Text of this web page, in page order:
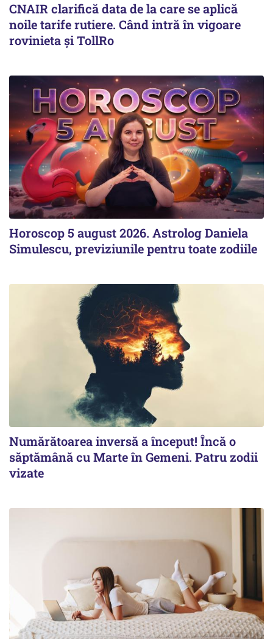
CNAIR clarifică data de la care se aplică
noile tarife rutiere. Când intră în vigoare
rovinieta și TollRo
Horoscop 5 august 2026. Astrolog Daniela
Simulescu, previziunile pentru toate zodiile
Numărătoarea inversă a început! Încă o
săptămână cu Marte în Gemeni. Patru zodii
vizate